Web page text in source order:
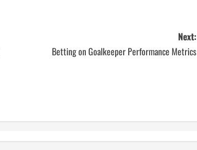
Next:
Betting on Goalkeeper Performance Metrics